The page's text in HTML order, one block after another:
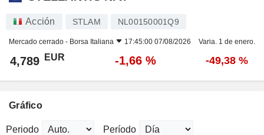
Acción STLAM NL00150001Q9
Mercado cerrado - Borsa Italiana 17:45:00 07/08/2026 Varia. 1 de enero.
4,789 EUR -1,66 % -49,38 %
Gráfico
Periodo Período